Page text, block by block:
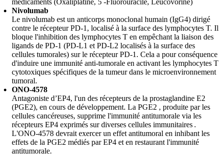
médicaments (Oxaliplatine, 5 -Fluorouracile, Leucovorine)
Nivolumab
Le nivolumab est un anticorps monoclonal humain (IgG4) dirigé
contre le récepteur PD-1, localisé à la surface des lymphocytes T. Il
bloque l'inhibition des lymphocytes T en empêchant la liaison des
ligands de PD-1 (PD-L1 et PD-L2 localisés à la surface des
cellules tumorales) sur le récepteur PD-1. Cela a pour conséquence
d'induire une immunité anti-tumorale en activant les lymphocytes T
cytotoxiques spécifiques de la tumeur dans le microenvironnement
tumoral.
ONO-4578
Antagoniste d’EP4, l'un des récepteurs de la prostaglandine E2
(PGE2), en cours de développement. La PGE2 , produite par les
cellules cancéreuses, supprime l'immunité antitumorale via les
récepteurs EP4 exprimés sur diverses cellules immunitaires .
L'ONO-4578 devrait exercer un effet antitumoral en inhibant les
effets de la PGE2 médiés par EP4 et en restaurant l'immunité
antitumorale.